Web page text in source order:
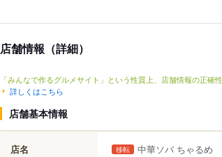
店舗情報（詳細）
「みんなで作るグルメサイト」という性質上、店舗情報の正確
詳しくはこちら
店舗基本情報
店名 移転 中華ソバ ちゃるめ